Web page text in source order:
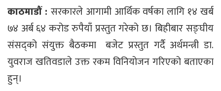
काठमाडौं : सरकारले आगामी आर्थिक वर्षका लागि १४ खर्ब
७४ अर्ब ६४ करोड रुपैयाँ प्रस्तुत गरेको छ। बिहीबार सङ्घीय
संसद्को संयुक्त बैठकमा बजेट प्रस्तुत गर्दै अर्थमन्त्री डा.
युवराज खतिवडाले उक्त रकम विनियोजन गरिएको बताएका
हुन्।